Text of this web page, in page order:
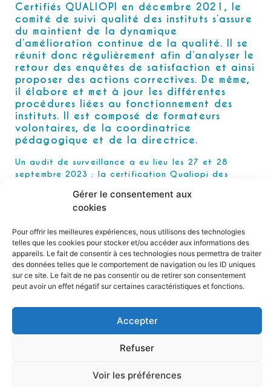
Gérer le consentement aux
cookies
Pour offrir les meilleures expériences, nous utilisons des technologies
telles que les cookies pour stocker et/ou accéder aux informations des
appareils. Le fait de consentir à ces technologies nous permettra de traiter
des données telles que le comportement de navigation ou les ID uniques
sur ce site. Le fait de ne pas consentir ou de retirer son consentement
peut avoir un effet négatif sur certaines caractéristiques et fonctions.
Accepter
Refuser
Voir les préférences
Certifiés QUALIOPI en décembre 2021, le
comité de suivi qualité des instituts s’assure
du maintient de la dynamique
d’amélioration continue de la qualité. Il se
réunit donc régulièrement afin d’analyser le
retour des enquêtes de satisfaction et ainsi
proposer des actions correctives. De même,
il élabore et met à jour les différentes
procédures liées au fonctionnement des
instituts. Il est composé de formateurs
volontaires, de la coordinatrice
pédagogique et de la directrice.
Un audit de surveillance a eu lieu les 27 et 28
septembre 2023 : la certification Qualiopi des
Certificat QUALIOPI
HANDICAP
TAXE D’APPRENTISSAGE
QUALITÉ ET CERTIFICATION
DOCUMENTS TÉLÉCHARGEABLES
CONTACT